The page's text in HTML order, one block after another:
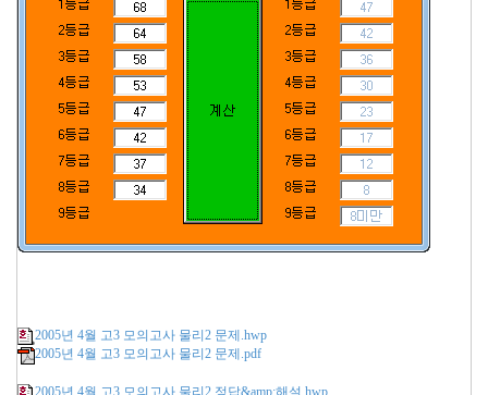
2005년 4월 고3 모의고사 물리2 문제.hwp
2005년 4월 고3 모의고사 물리2 문제.pdf
2005년 4월 고3 모의고사 물리2 정답&amp;해설.hwp